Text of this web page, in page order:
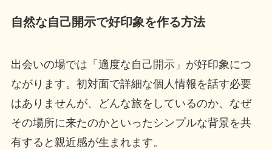
自然な自己開示で好印象を作る方法
出会いの場では「適度な自己開示」が好印象につ
ながります。初対面で詳細な個人情報を話す必要
はありませんが、どんな旅をしているのか、なぜ
その場所に来たのかといったシンプルな背景を共
有すると親近感が生まれます。